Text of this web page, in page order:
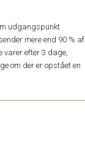
udgangspunkt
mere end 90 % af
varer efter 3 dage,
om der er opstået en